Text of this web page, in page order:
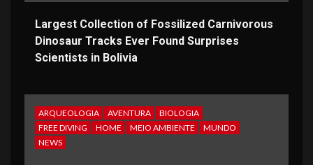
Largest Collection of Fossilized Carnivorous
Dinosaur Tracks Ever Found Surprises
Scientists in Bolivia
ARQUEOLOGIA AVENTURA
BIOLOGIA
FREE DIVING
HOME MEIO AMBIENTE
MUNDO
NEWS